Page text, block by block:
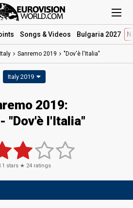
Songs & Videos Bulgaria 2027
Italy Sanremo 2019 "Dov'è l'Italia"
Italy 2019
2019:
"Dov'è l'Italia"
stars ★ 24 ratings